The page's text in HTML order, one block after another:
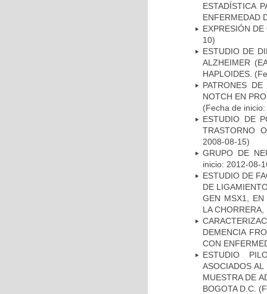
ESTADÍSTICA
ENFERMEDAD
EXPRESIÓN
10)
ESTUDIO DE
ALZHEIMER
HAPLOIDES.
PATRONES
NOTCH EN
(Fecha de
ESTUDIO DE
TRASTORNO
2008-08-15)
GRUPO DE
inicio: 2012-08-
ESTUDIO DE
DE
GEN MSX1, EN
LA
DEMENCIA
CON
ESTUDIO
ASOCIADOS
MUESTRA DE
BOGOTA D.C.